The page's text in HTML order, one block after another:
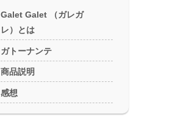
Galet Galet （ガレガ
レ）とは
ガトーナンテ
商品説明
感想